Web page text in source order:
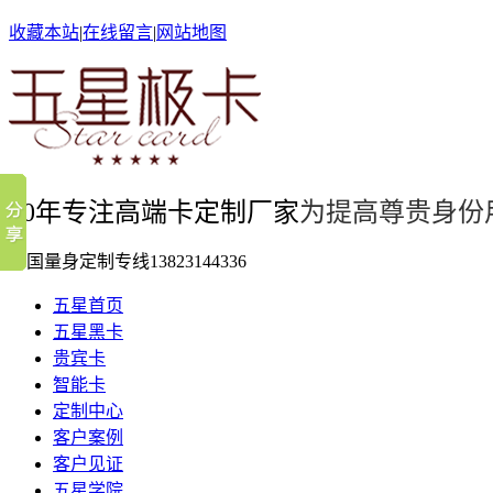
收藏本站|在线留言| 网站地图
10年专注高端卡定制厂家为提高尊贵身份
全国量身定制专线13823144336
五星首页
五星黑卡
贵宾卡
智能卡
定制中心
客户案例
客户见证